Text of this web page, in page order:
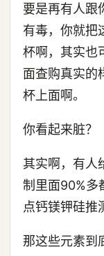
要是再有人跟
有毒，你就把
杯啊，其实也
面查购真实的
杯上面啊。
你看起来脏？
其实啊，有人
制里面90%多
点钙镁钾硅推
那这些元素到